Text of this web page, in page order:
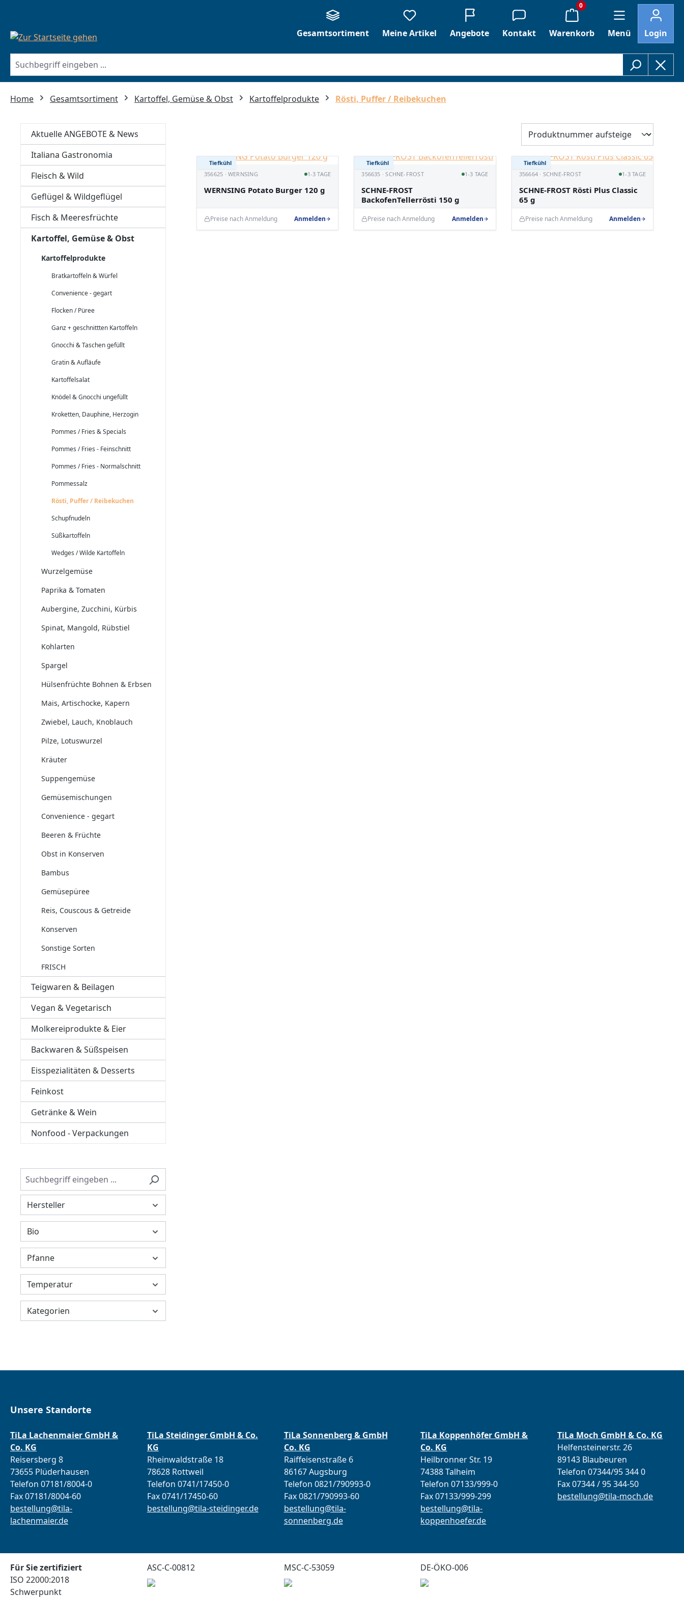
Gesamtsortiment
Meine Artikel Angebote Kontakt
0
Warenkorb Menü Login
Home Gesamtsortiment Kartoffel, Gemüse & Obst Kartoffelprodukte Rösti, Puffer / Reibekuchen
Aktuelle ANGEBOTE & News
Italiana Gastronomia
Fleisch & Wild
Geflügel & Wildgeflügel
Fisch & Meeresfrüchte
Kartoffel, Gemüse & Obst
Kartoffelprodukte
Bratkartoffeln & Würfel
Convenience - gegart
Flocken / Püree
Ganz + geschnittten Kartoffeln
Gnocchi & Taschen gefüllt
Gratin & Aufläufe
Kartoffelsalat
Knödel & Gnocchi ungefüllt
Kroketten, Dauphine, Herzogin
Pommes / Fries & Specials
Pommes / Fries - Feinschnitt
Pommes / Fries - Normalschnitt
Pommessalz
Rösti, Puffer / Reibekuchen
Schupfnudeln
Süßkartoffeln
Wedges / Wilde Kartoffeln
Wurzelgemüse
Paprika & Tomaten
Aubergine, Zucchini, Kürbis
Spinat, Mangold, Rübstiel
Kohlarten
Spargel
Hülsenfrüchte Bohnen & Erbsen
Mais, Artischocke, Kapern
Zwiebel, Lauch, Knoblauch
Pilze, Lotuswurzel
Kräuter
Suppengemüse
Gemüsemischungen
Convenience - gegart
Beeren & Früchte
Obst in Konserven
Bambus
Gemüsepüree
Reis, Couscous & Getreide
Konserven
Sonstige Sorten
FRISCH
Teigwaren & Beilagen
Vegan & Vegetarisch
Molkereiprodukte & Eier
Backwaren & Süßspeisen
Eisspezialitäten & Desserts
Feinkost
Getränke & Wein
Nonfood - Verpackungen
Hersteller
Bio
Pfanne
Temperatur
Kategorien
Tiefkühl
356625 · WERNSING
1-3 TAGE
WERNSING Potato Burger 120 g
Preise nach Anmeldung Anmelden
Tiefkühl
356635 · SCHNE-FROST
1-3 TAGE
SCHNE-FROST
BackofenTellerrösti 150 g
Preise nach Anmeldung Anmelden
Tiefkühl
356664 · SCHNE-FROST
1-3 TAGE
SCHNE-FROST Rösti Plus Classic
65 g
Preise nach Anmeldung Anmelden
Unsere Standorte
TiLa Lachenmaier GmbH &
Co. KG
Reisersberg 8
73655 Plüderhausen
Telefon 07181/8004-0
Fax 07181/8004-60
bestellung@tila-
lachenmaier.de
TiLa Steidinger GmbH & Co.
KG
Rheinwaldstraße 18
78628 Rottweil
Telefon 0741/17450-0
Fax 0741/17450-60
bestellung@tila-steidinger.de
TiLa Sonnenberg & GmbH
Co. KG
Raiffeisenstraße 6
86167 Augsburg
Telefon 0821/790993-0
Fax 0821/790993-60
bestellung@tila-
sonnenberg.de
TiLa Koppenhöfer GmbH &
Co. KG
Heilbronner Str. 19
74388 Talheim
Telefon 07133/999-0
Fax 07133/999-299
bestellung@tila-
koppenhoefer.de
TiLa Moch GmbH & Co. KG
Helfensteinerstr. 26
89143 Blaubeuren
Telefon 07344/95 344 0
Fax 07344 / 95 344-50
bestellung@tila-moch.de
Für Sie zertifiziert
ISO 22000:2018
Schwerpunkt
ASC-C-00812 MSC-C-53059 DE-ÖKO-006